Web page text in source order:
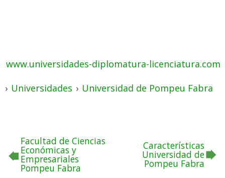
www.universidades-diplomatura-licenciatura.com
› Universidades › Universidad de Pompeu Fabra
Facultad de Ciencias
Económicas y
Empresariales
Pompeu Fabra
Características
Universidad de
Pompeu Fabra